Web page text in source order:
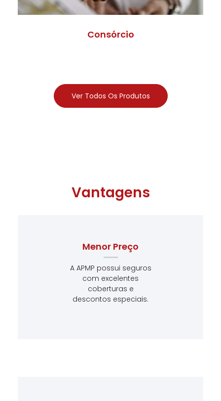
Consórcio
Ver Todos Os Produtos
Vantagens
Menor Preço
A APMP possui seguros
com excelentes
coberturas e
descontos especiais.